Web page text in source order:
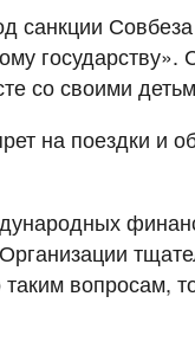
санкции
со своими
на поездки и
вопросам,